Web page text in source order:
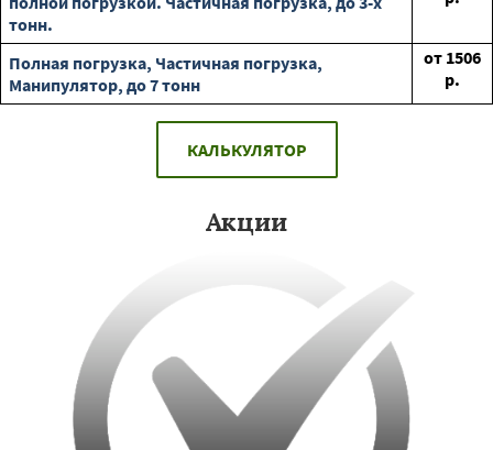
тонн.
Полная погрузка, Частичная погрузка,
Манипулятор, до 7 тонн
от 1506
р.
КАЛЬКУЛЯТОР
Акции